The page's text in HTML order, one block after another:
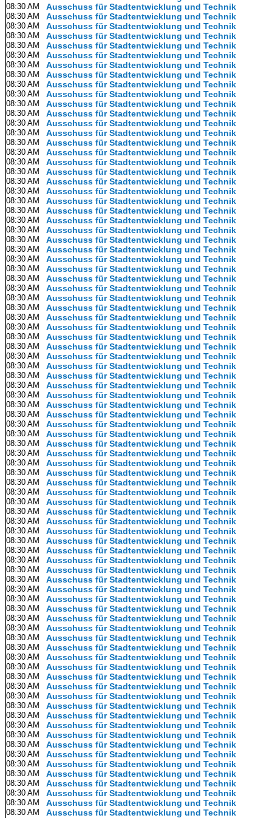
08:30 AM Ausschuss für Stadtentwicklung und Technik
08:30 AM Ausschuss für Stadtentwicklung und Technik
08:30 AM Ausschuss für Stadtentwicklung und Technik
08:30 AM Ausschuss für Stadtentwicklung und Technik
08:30 AM Ausschuss für Stadtentwicklung und Technik
08:30 AM Ausschuss für Stadtentwicklung und Technik
08:30 AM Ausschuss für Stadtentwicklung und Technik
08:30 AM Ausschuss für Stadtentwicklung und Technik
08:30 AM Ausschuss für Stadtentwicklung und Technik
08:30 AM Ausschuss für Stadtentwicklung und Technik
08:30 AM Ausschuss für Stadtentwicklung und Technik
08:30 AM Ausschuss für Stadtentwicklung und Technik
08:30 AM Ausschuss für Stadtentwicklung und Technik
08:30 AM Ausschuss für Stadtentwicklung und Technik
08:30 AM Ausschuss für Stadtentwicklung und Technik
08:30 AM Ausschuss für Stadtentwicklung und Technik
08:30 AM Ausschuss für Stadtentwicklung und Technik
08:30 AM Ausschuss für Stadtentwicklung und Technik
08:30 AM Ausschuss für Stadtentwicklung und Technik
08:30 AM Ausschuss für Stadtentwicklung und Technik
08:30 AM Ausschuss für Stadtentwicklung und Technik
08:30 AM Ausschuss für Stadtentwicklung und Technik
08:30 AM Ausschuss für Stadtentwicklung und Technik
08:30 AM Ausschuss für Stadtentwicklung und Technik
08:30 AM Ausschuss für Stadtentwicklung und Technik
08:30 AM Ausschuss für Stadtentwicklung und Technik
08:30 AM Ausschuss für Stadtentwicklung und Technik
08:30 AM Ausschuss für Stadtentwicklung und Technik
08:30 AM Ausschuss für Stadtentwicklung und Technik
08:30 AM Ausschuss für Stadtentwicklung und Technik
08:30 AM Ausschuss für Stadtentwicklung und Technik
08:30 AM Ausschuss für Stadtentwicklung und Technik
08:30 AM Ausschuss für Stadtentwicklung und Technik
08:30 AM Ausschuss für Stadtentwicklung und Technik
08:30 AM Ausschuss für Stadtentwicklung und Technik
08:30 AM Ausschuss für Stadtentwicklung und Technik
08:30 AM Ausschuss für Stadtentwicklung und Technik
08:30 AM Ausschuss für Stadtentwicklung und Technik
08:30 AM Ausschuss für Stadtentwicklung und Technik
08:30 AM Ausschuss für Stadtentwicklung und Technik
08:30 AM Ausschuss für Stadtentwicklung und Technik
08:30 AM Ausschuss für Stadtentwicklung und Technik
08:30 AM Ausschuss für Stadtentwicklung und Technik
08:30 AM Ausschuss für Stadtentwicklung und Technik
08:30 AM Ausschuss für Stadtentwicklung und Technik
08:30 AM Ausschuss für Stadtentwicklung und Technik
08:30 AM Ausschuss für Stadtentwicklung und Technik
08:30 AM Ausschuss für Stadtentwicklung und Technik
08:30 AM Ausschuss für Stadtentwicklung und Technik
08:30 AM Ausschuss für Stadtentwicklung und Technik
08:30 AM Ausschuss für Stadtentwicklung und Technik
08:30 AM Ausschuss für Stadtentwicklung und Technik
08:30 AM Ausschuss für Stadtentwicklung und Technik
08:30 AM Ausschuss für Stadtentwicklung und Technik
08:30 AM Ausschuss für Stadtentwicklung und Technik
08:30 AM Ausschuss für Stadtentwicklung und Technik
08:30 AM Ausschuss für Stadtentwicklung und Technik
08:30 AM Ausschuss für Stadtentwicklung und Technik
08:30 AM Ausschuss für Stadtentwicklung und Technik
08:30 AM Ausschuss für Stadtentwicklung und Technik
08:30 AM Ausschuss für Stadtentwicklung und Technik
08:30 AM Ausschuss für Stadtentwicklung und Technik
08:30 AM Ausschuss für Stadtentwicklung und Technik
08:30 AM Ausschuss für Stadtentwicklung und Technik
08:30 AM Ausschuss für Stadtentwicklung und Technik
08:30 AM Ausschuss für Stadtentwicklung und Technik
08:30 AM Ausschuss für Stadtentwicklung und Technik
08:30 AM Ausschuss für Stadtentwicklung und Technik
08:30 AM Ausschuss für Stadtentwicklung und Technik
08:30 AM Ausschuss für Stadtentwicklung und Technik
08:30 AM Ausschuss für Stadtentwicklung und Technik
08:30 AM Ausschuss für Stadtentwicklung und Technik
08:30 AM Ausschuss für Stadtentwicklung und Technik
08:30 AM Ausschuss für Stadtentwicklung und Technik
08:30 AM Ausschuss für Stadtentwicklung und Technik
08:30 AM Ausschuss für Stadtentwicklung und Technik
08:30 AM Ausschuss für Stadtentwicklung und Technik
08:30 AM Ausschuss für Stadtentwicklung und Technik
08:30 AM Ausschuss für Stadtentwicklung und Technik
08:30 AM Ausschuss für Stadtentwicklung und Technik
08:30 AM Ausschuss für Stadtentwicklung und Technik
08:30 AM Ausschuss für Stadtentwicklung und Technik
08:30 AM Ausschuss für Stadtentwicklung und Technik
08:30 AM Ausschuss für Stadtentwicklung und Technik